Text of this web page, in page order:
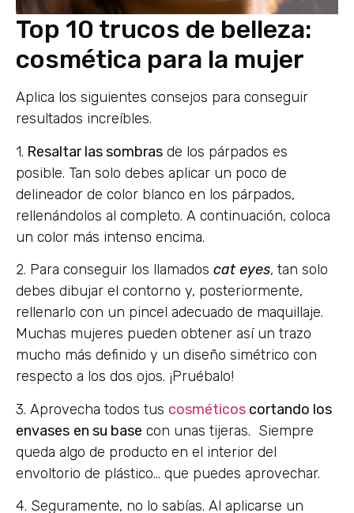
Top 10 trucos de belleza:
cosmética para la mujer
Aplica los siguientes consejos para conseguir
resultados increíbles.
1. Resaltar las sombras de los párpados es
posible. Tan solo debes aplicar un poco de
delineador de color blanco en los párpados,
rellenándolos al completo. A continuación, coloca
un color más intenso encima.
2. Para conseguir los llamados cat eyes, tan solo
debes dibujar el contorno y, posteriormente,
rellenarlo con un pincel adecuado de maquillaje.
Muchas mujeres pueden obtener así un trazo
mucho más definido y un diseño simétrico con
respecto a los dos ojos. ¡Pruébalo!
3. Aprovecha todos tus cosméticos cortando los
envases en su base con unas tijeras. Siempre
queda algo de producto en el interior del
envoltorio de plástico… que puedes aprovechar.
4. Seguramente, no lo sabías. Al aplicarse un